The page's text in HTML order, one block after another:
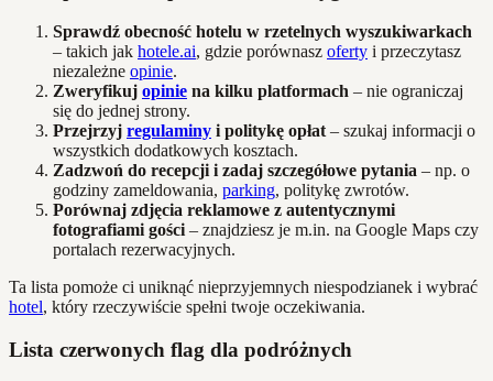
Sprawdź obecność hotelu w rzetelnych wyszukiwarkach
– takich jak hotele.ai, gdzie porównasz oferty i przeczytasz
niezależne opinie.
Zweryfikuj opinie na kilku platformach – nie ograniczaj
się do jednej strony.
Przejrzyj regulaminy i politykę opłat– szukaj informacji o
wszystkich dodatkowych kosztach.
Zadzwoń do recepcji i zadaj szczegółowe pytania – np. o
godziny zameldowania, parking, politykę zwrotów.
Porównaj zdjęcia reklamowe z autentycznymi
fotografiami gości– znajdziesz je m.in. na Google Maps czy
portalach rezerwacyjnych.
Ta lista pomoże ci uniknąć nieprzyjemnych niespodzianek i wybrać
hotel, który rzeczywiście spełni twoje oczekiwania.
Lista czerwonych flag dla podróżnych